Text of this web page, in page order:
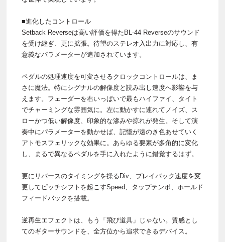
■進化したコントロール
Setback Reverseは高い評価を得たBL-44 Reverseのサウンド
を受け継ぎ、更に拡張。待望のステレオ入出力に対応し、有
意義なパラメーターが追加されています。
ペダルの処理速度を可変させるクロックコントロールは、ま
さに魔法。特にシグナルの解像度と読み出し速度へ影響を与
えます。フェーダーを右いっぱいで最もハイファイ、タイト
でチャーミングな雰囲気に。左に動かすに連れてノイズ、ス
ローかつ低い解像度、印象的な滲みや掠れが発生。そして演
奏中にパラメーターを動かせば、記憶が遠のき色あせていく
アトモスフェリックな効果に。あらゆる要素が多角的に変化
し、まるで異なるペダルを手に入れたように錯覚するはず。
更にリバースのタイミングを操るDiv、プレイバック速度を変
更してピッチシフトを起こすSpeed、タップテンポ、ホールド
フィードバックを搭載。
逆再生エフェクトは、もう「飛び道具」じゃない。質感とし
てのギターサウンドを、全方位から追求できるデバイス。